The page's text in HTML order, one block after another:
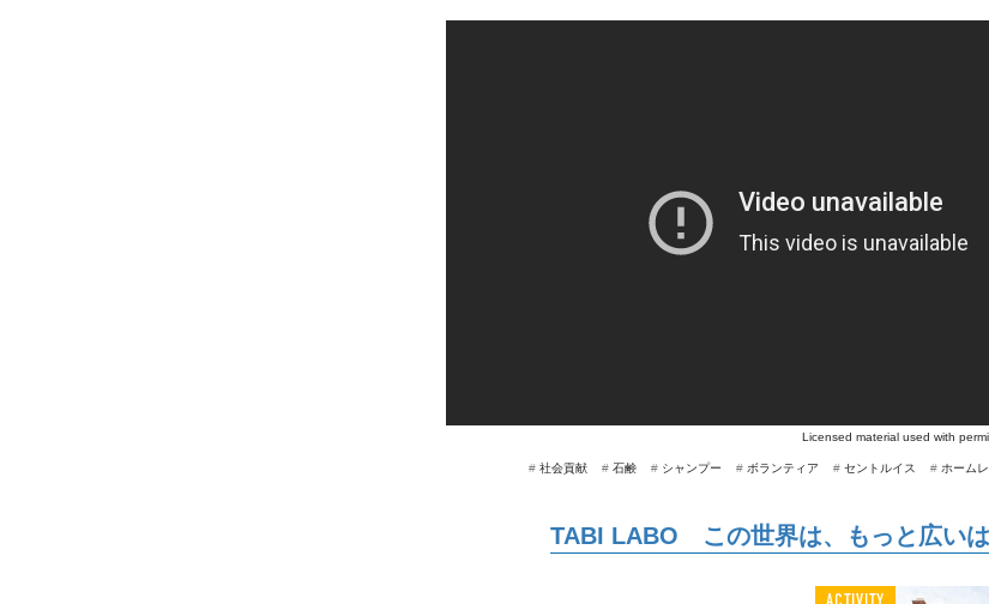
Licensed material used with
# ホーム
# セントルイス
# ボランティア
# シャンプー
# 石鹸
# 社会貢献
TABI LABO この世界は、もっと広いは